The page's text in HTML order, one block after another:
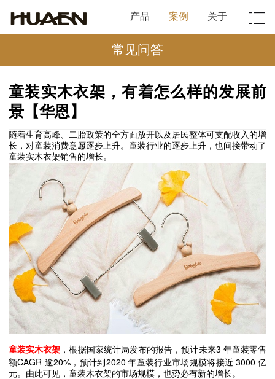
产品 案例 关于
常见问答
童装实木衣架，有着怎么样的发展前
景【华恩】
随着生育高峰、二胎政策的全方面放开以及居民整体可支配收入的增
长，对童装消费意愿逐步上升。童装行业的逐步上升，也间接带动了
童装实木衣架销售的增长。
童装实木衣架 ，根据国家统计局发布的报告，预计未来3 年童装零售
额CAGR 逾20% ，预计到 2020 年童装行业市场规模将接近 3000亿
元。由此可见，童装木衣架的市场规模，也势必有新的增长。